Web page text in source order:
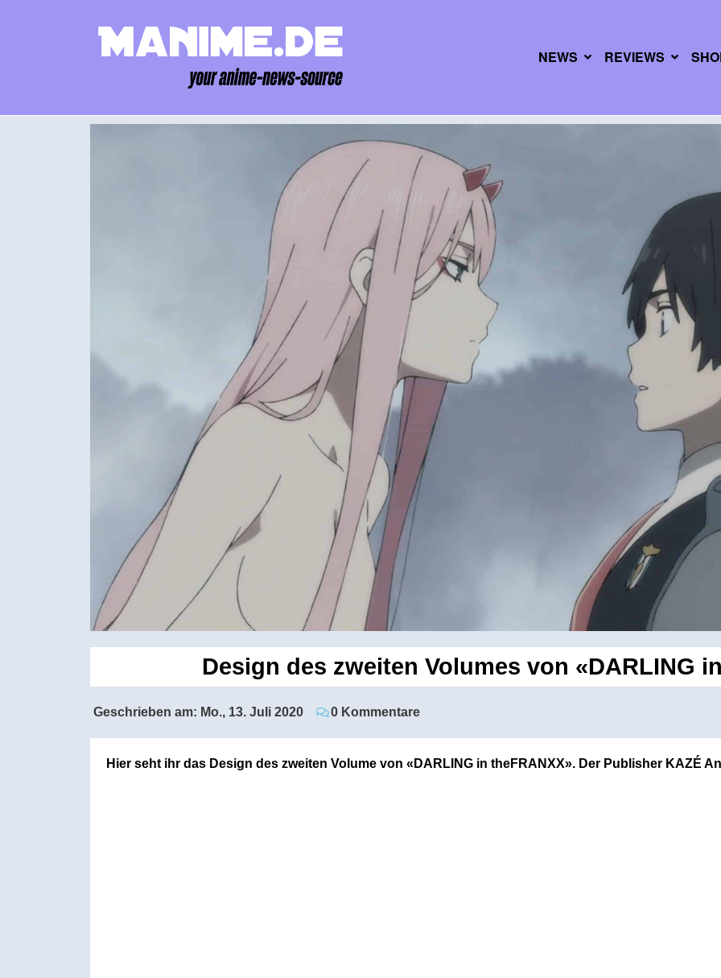
NEWS REVIEWS
Design des zweiten Volumes von «DARLING
Geschrieben am: Mo., 13. Juli 2020 0 Kommentare
Hier seht ihr das Design des zweiten Volume von «DARLING in theFRANXX». Der Publisher KAZÉ